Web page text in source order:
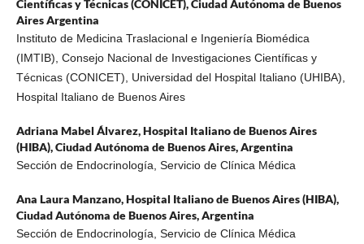
Científicas y Técnicas (CONICET), Ciudad Autónoma de Buenos
Aires Argentina
Instituto de Medicina Traslacional e Ingeniería Biomédica
(IMTIB), Consejo Nacional de Investigaciones Científicas y
Técnicas (CONICET), Universidad del Hospital Italiano (UHIBA),
Hospital Italiano de Buenos Aires
Adriana Mabel Álvarez,Hospital Italiano de Buenos Aires
(HIBA), Ciudad Autónoma de Buenos Aires, Argentina
Sección de Endocrinología, Servicio de Clínica Médica
Ana Laura Manzano,Hospital Italiano de Buenos Aires (HIBA),
Ciudad Autónoma de Buenos Aires, Argentina
Sección de Endocrinología, Servicio de Clínica Médica